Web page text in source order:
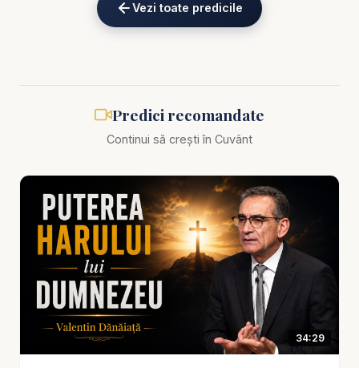
Biblia zilnică: Ascultă Biblia într-un an pehttps://bibl
Pastor Valentin Dănăiață - Făcliile aprinse - predici
🔥 Ce înseamnă să ai făclia aprinsă în vremea din
condiție reală pentru întâlnirea cu Hristos? Într-o
lume tot mai cufundată în întuneric spiritual,
această predică emoționantă și profundă a
pastorului Valentin Dănăiață aduce un mesaj clar și
direct: Doar cei care au făcliile aprinse vor intra la
ospățul Mirelui.
📖 Pornind de la pilda fecioarelor înțelepte și
neînțelepte din Matei 25, predica ne cheamă la o
Vezi toate predicile
Predici recomandate
Continui să crești în Cuvânt
34:29